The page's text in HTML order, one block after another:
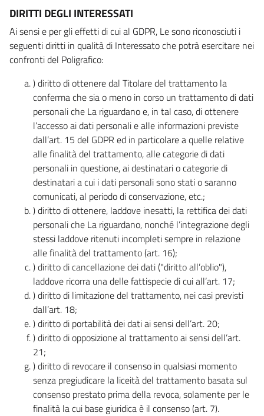
DIRITTI DEGLI INTERESSATI
Ai sensi e per gli effetti di cui al GDPR, Le sono riconosciuti i
seguenti diritti in qualità di Interessato che potrà esercitare nei
confronti del Poligrafico:
) diritto di ottenere dal Titolare del trattamento la
conferma che sia o meno in corso un trattamento di dati
personali che La riguardano e, in tal caso, di ottenere
l’accesso ai dati personali e alle informazioni previste
dall’art. 15 del GDPR ed in particolare a quelle relative
alle finalità del trattamento, alle categorie di dati
personali in questione, ai destinatari o categorie di
destinatari a cui i dati personali sono stati o saranno
comunicati, al periodo di conservazione, etc.;
) diritto di ottenere, laddove inesatti, la rettifica dei dati
personali che La riguardano, nonché l’integrazione degli
stessi laddove ritenuti incompleti sempre in relazione
alle finalità del trattamento (art. 16);
) diritto di cancellazione dei dati ("diritto all’oblio"),
laddove ricorra una delle fattispecie di cui all’art. 17;
) diritto di limitazione del trattamento, nei casi previsti
dall’art. 18;
) diritto di portabilità dei dati ai sensi dell’art. 20;
) diritto di opposizione al trattamento ai sensi dell’art.
21;
) diritto di revocare il consenso in qualsiasi momento
senza pregiudicare la liceità del trattamento basata sul
consenso prestato prima della revoca, solamente per le
finalità la cui base giuridica è il consenso (art. 7).